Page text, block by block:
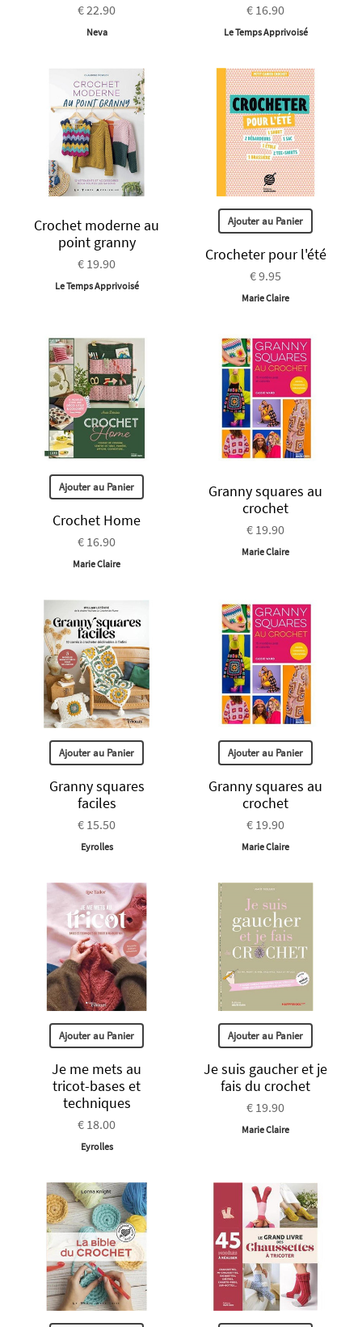
€ 22.90
Neva
€ 16.90
Le Temps Apprivoisé
Crochet moderne au
point granny
€ 19.90
Le Temps Apprivoisé
Ajouter au Panier
Crocheter pour l'été
€ 9.95
Marie Claire
Ajouter au Panier
Crochet Home
€ 16.90
Marie Claire
Granny squares au
crochet
€ 19.90
Marie Claire
Ajouter au Panier
Granny squares
faciles
€ 15.50
Eyrolles
Ajouter au Panier
Granny squares au
crochet
€ 19.90
Marie Claire
Ajouter au Panier
Je me mets au
tricot-bases et
techniques
€ 18.00
Eyrolles
Ajouter au Panier
Je suis gaucher et je
fais du crochet
€ 19.90
Marie Claire